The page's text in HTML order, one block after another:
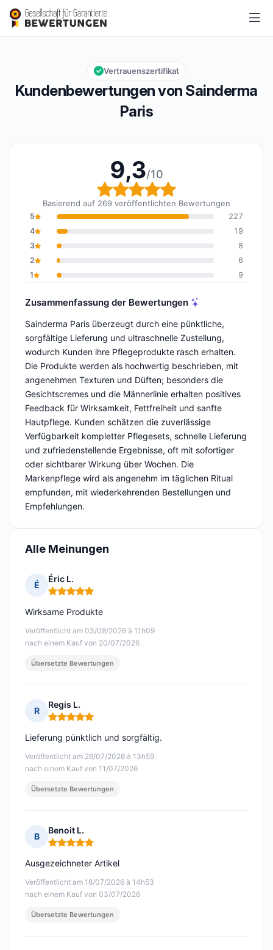
Sainderma Paris
Gesamtbewertung: 9,3 von 10
9,3/10
Kundenbewertungen von Sainderma
Paris
Vertrauenszertifikat
9,3/10
Gesamtbewertung: 9,3
Basierend auf 269 veröffentlichten Bewertungen
5
227
4
19
3
8
2
6
1
9
Zusammenfassung der Bewertungen
Sainderma Paris überzeugt durch eine pünktliche,
sorgfältige Lieferung und ultraschnelle Zustellung,
wodurch Kunden ihre Pflegeprodukte rasch erhalten.
Die Produkte werden als hochwertig beschrieben, mit
angenehmen Texturen und Düften; besonders die
Gesichtscremes und die Männerlinie erhalten positives
Feedback für Wirksamkeit, Fettfreiheit und sanfte
Hautpflege. Kunden schätzen die zuverlässige
Verfügbarkeit kompletter Pflegesets, schnelle Lieferung
und zufriedenstellende Ergebnisse, oft mit sofortiger
oder sichtbarer Wirkung über Wochen. Die
Markenpflege wird als angenehm im täglichen Ritual
empfunden, mit wiederkehrenden Bestellungen und
Empfehlungen.
Alle Meinungen
É
Éric L.
Hinweis: 5 von 5
Veröffentlicht am 03/08/2026 à 11h09
nach einem Kauf von 20/07/2026
Wirksame Produkte
Übersetzte Bewertungen
R
Regis L.
Hinweis: 5 von 5
Veröffentlicht am 26/07/2026 à 13h59
nach einem Kauf von 11/07/2026
Lieferung pünktlich und sorgfältig.
Übersetzte Bewertungen
B
Benoit L.
Hinweis: 5 von 5
Veröffentlicht am 18/07/2026 à 14h53
nach einem Kauf von 03/07/2026
Ausgezeichneter Artikel
Übersetzte Bewertungen